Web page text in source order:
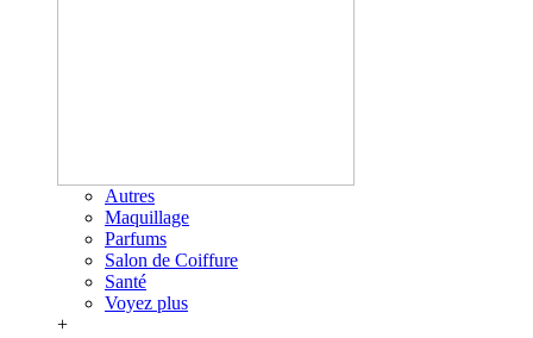
Autres
Maquillage
Parfums
Salon de Coiffure
Santé
Voyez plus
+